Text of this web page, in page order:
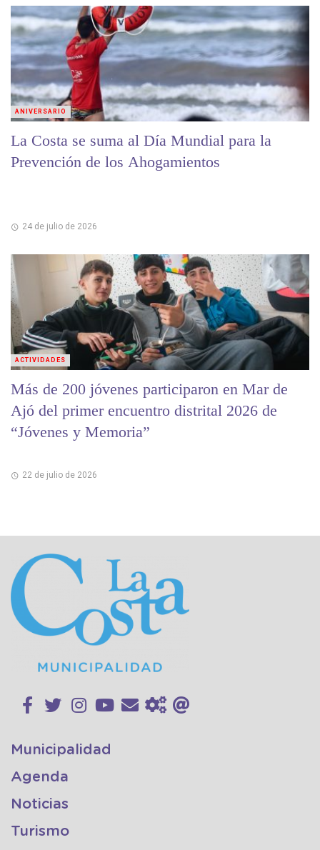
La Costa se suma al Día Mundial para la
Prevención de los Ahogamientos
24 de julio de 2026
ANIVERSARIO
Más de 200 jóvenes participaron en Mar de
Ajó del primer encuentro distrital 2026 de
“Jóvenes y Memoria”
22 de julio de 2026
ACTIVIDADES
Municipalidad
Agenda
Noticias
Turismo